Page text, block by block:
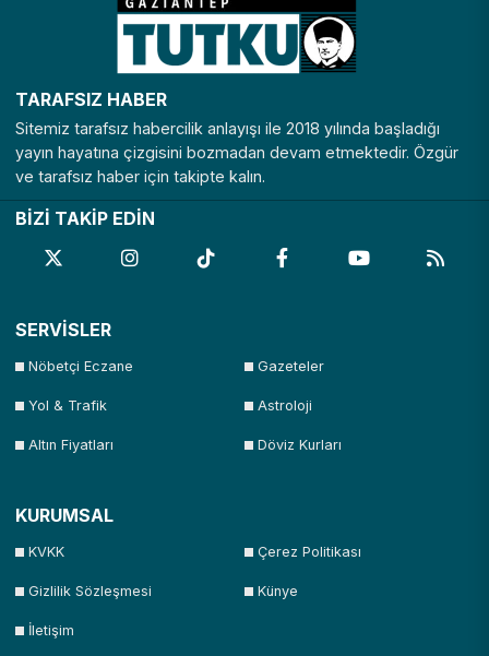
TARAFSIZ HABER
Sitemiz tarafsız habercilik anlayışı ile 2018 yılında başladığı
yayın hayatına çizgisini bozmadan devam etmektedir. Özgür
ve tarafsız haber için takipte kalın.
BİZİ TAKİP EDİN
SERVİSLER
Nöbetçi Eczane Gazeteler
Yol & Trafik Astroloji
Altın Fiyatları Döviz Kurları
KURUMSAL
KVKK Çerez Politikası
Gizlilik Sözleşmesi Künye
İletişim